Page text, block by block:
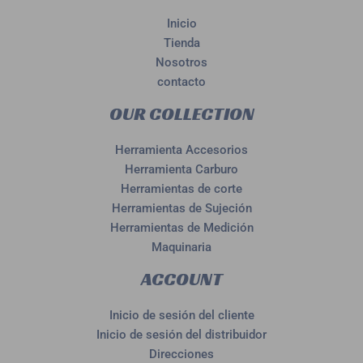
Inicio
Tienda
Nosotros
contacto
OUR COLLECTION
Herramienta Accesorios
Herramienta Carburo
Herramientas de corte
Herramientas de Sujeción
Herramientas de Medición
Maquinaria
ACCOUNT
Inicio de sesión del cliente
Inicio de sesión del distribuidor
Direcciones